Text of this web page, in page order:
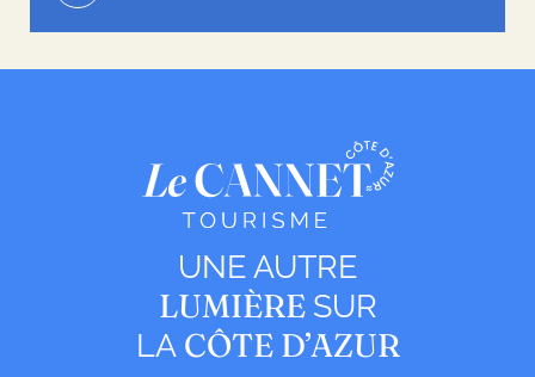
UNE AUTRE
LUMIÈRE SUR
LA CÔTE D’AZUR